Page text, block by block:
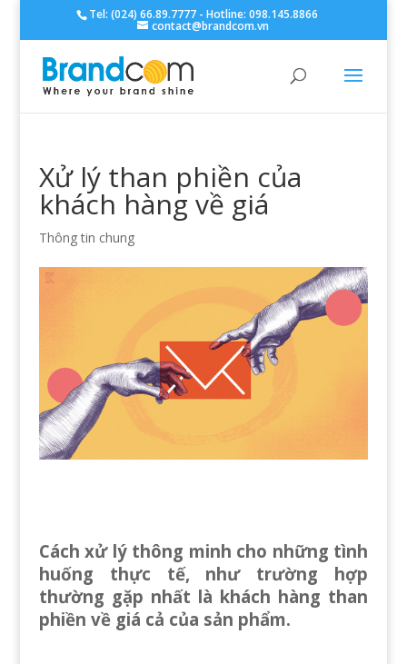
Tel: (024) 66.89.7777 - Hotline: 098.145.8866
contact@brandcom.vn
Xử lý than phiền của
khách hàng về giá
Thông tin chung
Cách xử lý thông minh cho những tình
huống thực tế, như trường hợp
thường gặp nhất là khách hàng than
phiền về giá cả của sản phẩm.